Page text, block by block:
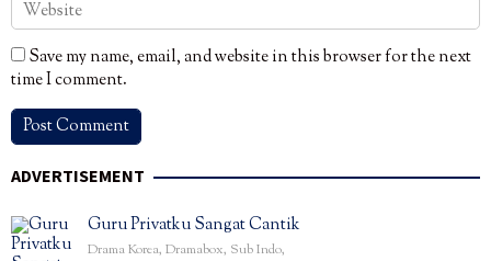
Save my name, email, and website in this browser for the next
time I comment.
ADVERTISEMENT
Guru Privatku Sangat Cantik
Drama Korea, Dramabox, Sub Indo,